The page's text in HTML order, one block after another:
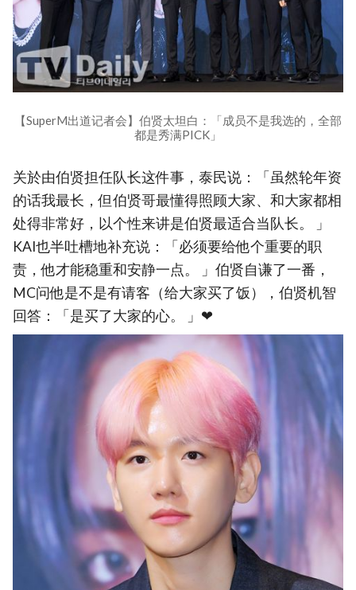
【SuperM出道记者会】伯贤太坦白：「成员不是我选的，全部
都是秀满PICK」
关於由伯贤担任队长这件事，泰民说：「虽然轮年资
的话我最长，但伯贤哥最懂得照顾大家、和大家都相
处得非常好，以个性来讲是伯贤最适合当队长。 」
KAI也半吐槽地补充说：「必须要给他个重要的职
责，他才能稳重和安静一点。 」伯贤自谦了一番，
MC问他是不是有请客（给大家买了饭），伯贤机智
回答：「是买了大家的心。 」❤